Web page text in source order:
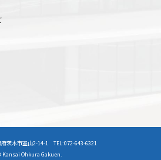
験について
験について
高等学校受験イベント
中学校受験イベント
府茨木市室山2-14-1 TEL:072-643-6321
Kansai Ohkura Gakuen.